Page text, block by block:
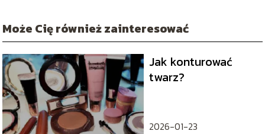
Może Cię również zainteresować
Jak konturować
twarz?
2026-01-23